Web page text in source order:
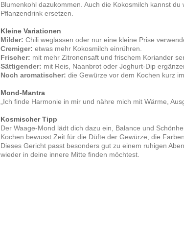
Blumenkohl dazukommen. Auch die Kokosmilch kannst
Pflanzendrink ersetzen.
Kleine Variationen
Milder: Chili weglassen oder nur eine kleine Prise
Cremiger: etwas mehr Kokosmilch einrühren.
Frischer: mit mehr Zitronensaft und frischem Koriander
Sättigender: mit Reis, Naanbrot oder Joghurt-Dip
Noch aromatischer: die Gewürze vor dem Kochen kurz
Mond-Mantra
„Ich finde Harmonie in mir und nähre mich mit Wärme,
Kosmischer Tipp
Der Waage-Mond lädt dich dazu ein, Balance und
Kochen bewusst Zeit für die Düfte der Gewürze, die
Dieses Gericht passt besonders gut zu einem ruhigen
wieder in deine innere Mitte finden möchtest.